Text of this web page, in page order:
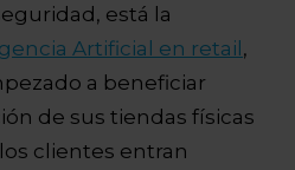
está la
Artificial en retail,
a beneficiar
de sus tiendas físicas
clientes entran